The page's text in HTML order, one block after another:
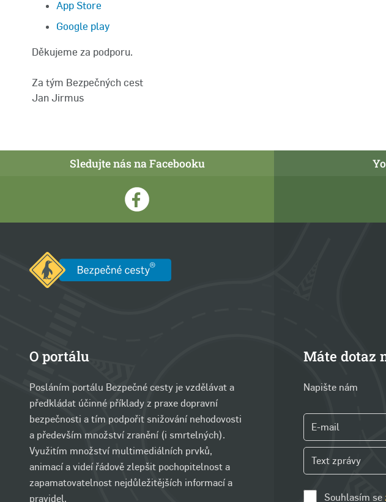
App Store
Google play
Děkujeme za podporu.
Za tým Bezpečných cest
Jan Jirmus
Sledujte nás na Facebooku
O portálu
Posláním portálu Bezpečné cesty je vzdělávat a
předkládat účinné příklady z praxe dopravní
bezpečnosti a tím podpořit snižování nehodovosti
a především množství zranění (i smrtelných).
Využitím množství multimediálních prvků,
animací a videí řádově zlepšit pochopitelnost a
zapamatovatelnost nejdůležitějších informací a
pravidel.
Máte dotaz
Napište nám
Souhlasím se